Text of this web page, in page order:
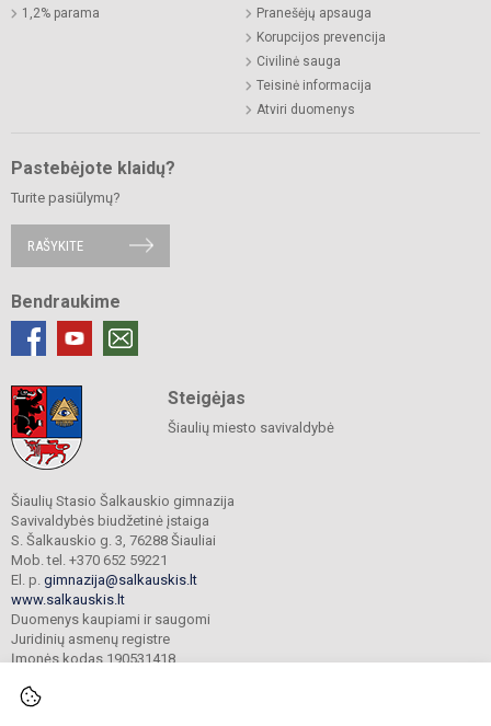
1,2% parama
Pranešėjų apsauga
Korupcijos prevencija
Civilinė sauga
Teisinė informacija
Atviri duomenys
Pastebėjote klaidų?
Turite pasiūlymų?
RAŠYKITE
Bendraukime
Steigėjas
Šiaulių miesto savivaldybė
Šiaulių Stasio Šalkauskio gimnazija
Savivaldybės biudžetinė įstaiga
S. Šalkauskio g. 3, 76288 Šiauliai
Mob. tel. +370 652 59221
El. p. gimnazija@salkauskis.lt
www.salkauskis.lt
Duomenys kaupiami ir saugomi
Juridinių asmenų registre
Įmonės kodas 190531418